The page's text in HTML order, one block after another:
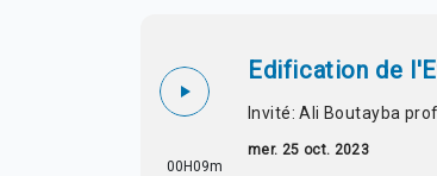
00H09m
Edification de
Invité: Ali Boutayba
mer. 25 oct. 2023